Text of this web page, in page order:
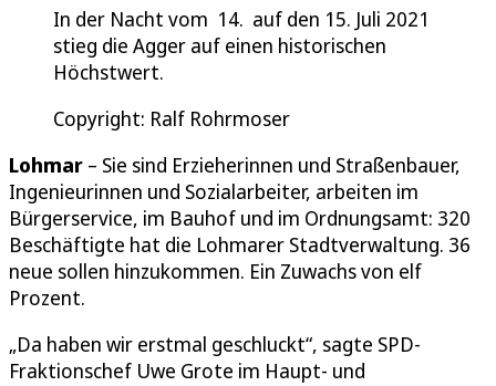
In der Nacht vom 14. auf den 15. Juli 2021
stieg die Agger auf einen historischen
Höchstwert.
Copyright: Ralf Rohrmoser
Lohmar – Sie sind Erzieherinnen und Straßenbauer,
Ingenieurinnen und Sozialarbeiter, arbeiten im
Bürgerservice, im Bauhof und im Ordnungsamt: 320
Beschäftigte hat die Lohmarer Stadtverwaltung. 36
neue sollen hinzukommen. Ein Zuwachs von elf
Prozent.
„Da haben wir erstmal geschluckt“, sagte SPD-
Fraktionschef Uwe Grote im Haupt- und